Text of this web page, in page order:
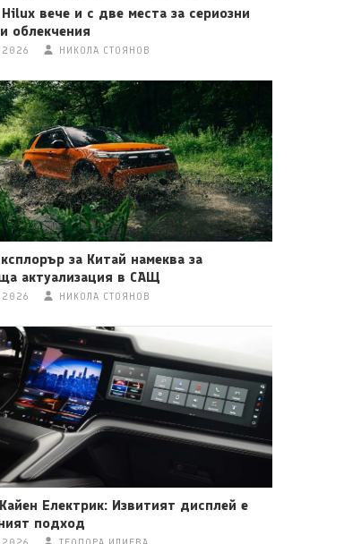
вече и с две места за сериозни
облекчения
НИКОЛА СТОЯНОВ
за Китай намеква за
актуализация в САЩ
НИКОЛА СТОЯНОВ
Електрик: Извитият дисплей е
подход